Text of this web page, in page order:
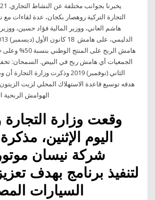
التجارة التركية روهصار بكجان، عدة لقاءات
هاشم العاني، ووزير المالية فؤاد حسين،
هامش الربح على
الثاني (نوفمبر) 2019 وذكرت وزارة
هدفه توسيع قاعدة الاستهلاك المحلي لزيت
وقعت وزارة التجارة
اليوم الإثنين،
شركة نيسان
لتنفيذ برنامج بهدف
السيارات